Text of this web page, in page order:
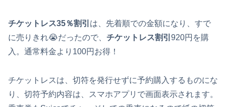
チケットレス35％割引 は、先着順での金額になり、すで
に売りきれ😭だったので、 チケットレス割引 920円を購
入。通常料金より100円お得！
チケットレスは、切符を発行せずに予約購入するものにな
り、切符予約内容は、スマホアプリで画面表示されます。